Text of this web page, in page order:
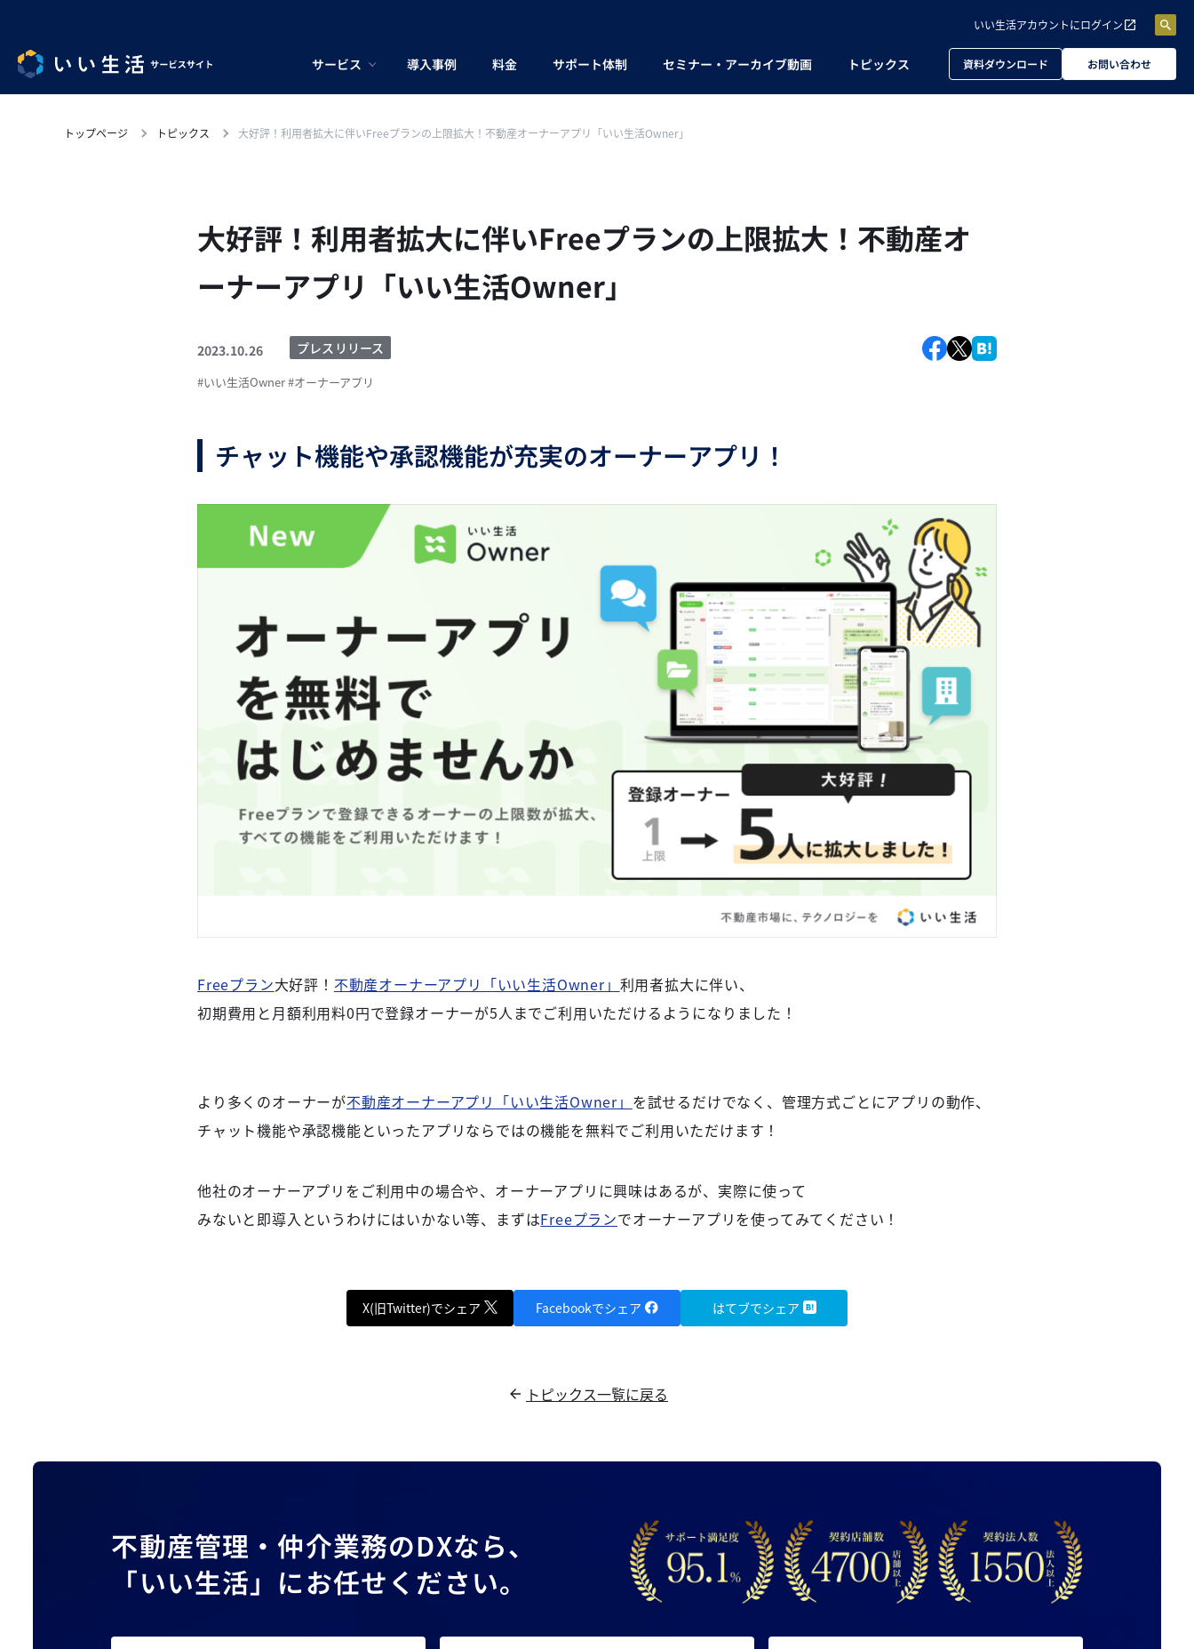
いい生活アカウントにログイン
サービス 導入事例 料金 サポート体制 セミナー・アーカイブ動画 トピックス 資料ダウンロード お問い合わせ
トップページ トピックス 大好評！利用者拡大に伴いFreeプランの上限拡大！不動産オーナーアプリ「いい生活Owner」
大好評！利用者拡大に伴いFreeプランの上限拡大！不動産オ
ーナーアプリ「いい生活Owner」
2023.10.26 プレスリリース
#いい生活Owner#オーナーアプリ
チャット機能や承認機能が充実のオーナーアプリ！
Freeプラン大好評！ 不動産オーナーアプリ「いい生活Owner」 利用者拡大に伴い、
初期費用と月額利用料0円で登録オーナーが5人までご利用いただけるようになりました！
より多くのオーナーが不動産オーナーアプリ「いい生活Owner」 を試せるだけでなく、管理方式ごとにアプリの動作、
チャット機能や承認機能といったアプリならではの機能を無料でご利用いただけます！
他社のオーナーアプリをご利用中の場合や、オーナーアプリに興味はあるが、実際に使って
みないと即導入というわけにはいかない等、まずはFreeプランでオーナーアプリを使ってみてください！
X(旧Twitter)でシェア Facebookでシェア はてブでシェア
トピックス一覧に戻る
不動産管理・仲介業務のDXなら、
「いい生活」にお任せください。